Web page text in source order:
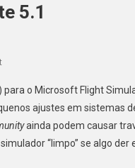
5.1
On
2024
Recebe
Sim
Update
o Microsoft Flight
ajustes em sistemas
ainda podem causar
“limpo” se algo der